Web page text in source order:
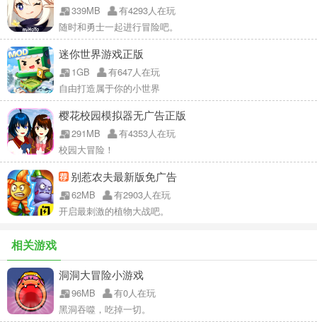
339MB
有4293人在玩
随时和勇士一起进行冒险吧。
迷你世界游戏正版
1GB
有647人在玩
自由打造属于你的小世界
樱花校园模拟器无广告正版
291MB
有4353人在玩
校园大冒险！
别惹农夫最新版免广告
62MB
有2903人在玩
开启最刺激的植物大战吧。
相关游戏
洞洞大冒险小游戏
96MB
有0人在玩
黑洞吞噬，吃掉一切。